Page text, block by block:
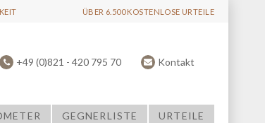
ÜBER 6.500 KOSTENLOSE URTEILE
+49 (0)821 - 420 795 70 Kontakt
GEGNERLISTE URTEILE